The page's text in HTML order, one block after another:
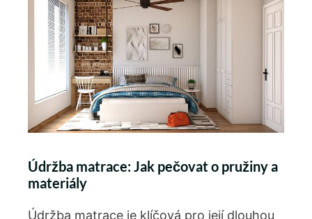
Údržba ⁣matrace: Jak pečovat o pružiny a⁣
materiály
Údržba matrace je klíčová pro její dlouhou​